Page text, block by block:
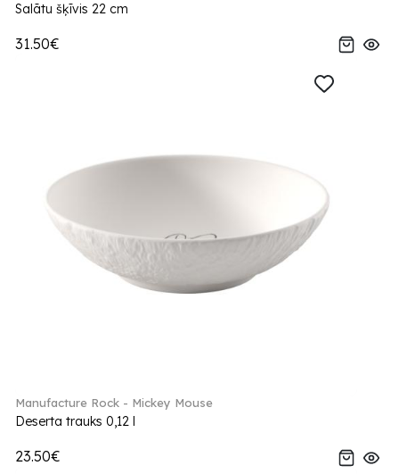
Salātu šķīvis 22 cm
31.50€
Manufacture Rock - Mickey Mouse
Deserta trauks 0,12 l
23.50€